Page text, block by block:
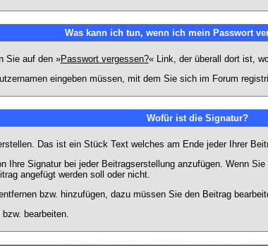
Was kann ich tun, wenn ich mein Passwort
Sie auf den »Passwort vergessen?« Link, der überall dort ist,
eingeben müssen, mit dem Sie sich im Forum
Wofür ist die Signatur?
Das ist ein Stück Text welches am Ende jeder Ihrer
Ihre Signatur bei jeder Beitragserstellung anzufügen. Wenn
angefügt werden soll oder nicht.
bzw. hinzufügen, dazu müssen Sie den Beitrag
bearbeiten.